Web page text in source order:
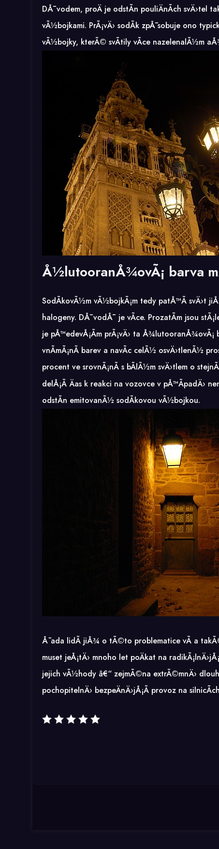
DÅ¯vodem, proÄ je odstÃ­n pouliÄnÃ­ch svÄ›tel
vÃ½bojkami. PrÃ¡vÄ› sodÃ­k zpÅ¯sobuje ono
vÃ½bojky, kterÃ© svÃ­tily vÃ­ce nazelenalÃ½m
Å½lutooranÅ¾ovÃ¡ barva
SodÃ­kovÃ½m vÃ½bojkÃ¡m tedy patÅ™Ã­ svÄ›t
halogeny. DÅ¯vodÅ¯ je vÃ­ce. ProzatÃ­m jsou
je pÅ™edevÅ¡Ã­m prÃ¡vÄ› ta
vnÃ­mÃ¡nÃ­ barev a navÃ­c celÃ½ osvÄ›tlenÃ½
procent ve srovnÃ¡nÃ­ s bÃ­lÃ½m svÄ›tlem o
delÅ¡Ã­ Äas k reakci na vozovce v pÅ™Ã­padÄ›
odstÃ­n emitovanÃ½ sodÃ­kovou vÃ½bojkou.
Å˜ada lidÃ­ jiÅ¾ o tÃ©to problematice vÃ­ a
muset jeÅ¡tÄ› mnoho let poÄkat na
jejich vÃ½hody â€“ zejmÃ©na extrÃ©mnÄ›
pochopitelnÄ› bezpeÄnÄ›jÅ¡Ã­ provoz na